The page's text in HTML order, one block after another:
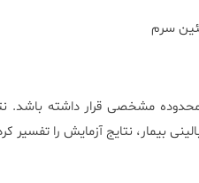
سرم
مشخصی قرار داشته باشد.
بیمار، نتایج آزمایش را تفسیر